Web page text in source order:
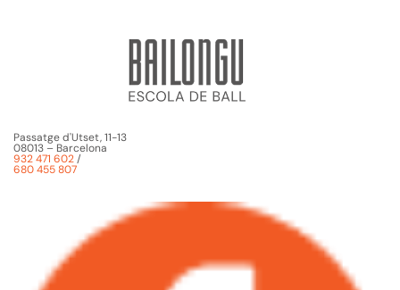
Passatge d'Utset, 11-13
08013 – Barcelona
932 471 602/
680 455 807